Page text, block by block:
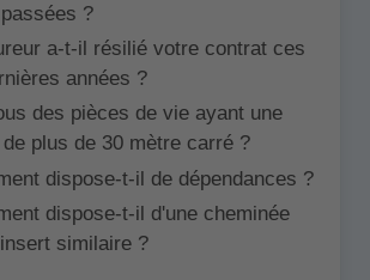
?
a-t-il résilié votre contrat ces
années ?
des pièces de vie ayant une
plus de 30 mètre carré ?
dispose-t-il de dépendances ?
dispose-t-il d'une cheminée
similaire ?